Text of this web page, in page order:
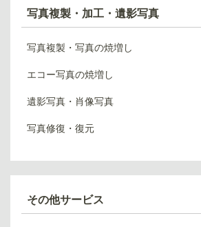
写真複製・加工・遺影写真
写真複製・写真の焼増し
エコー写真の焼増し
遺影写真・肖像写真
写真修復・復元
その他サービス